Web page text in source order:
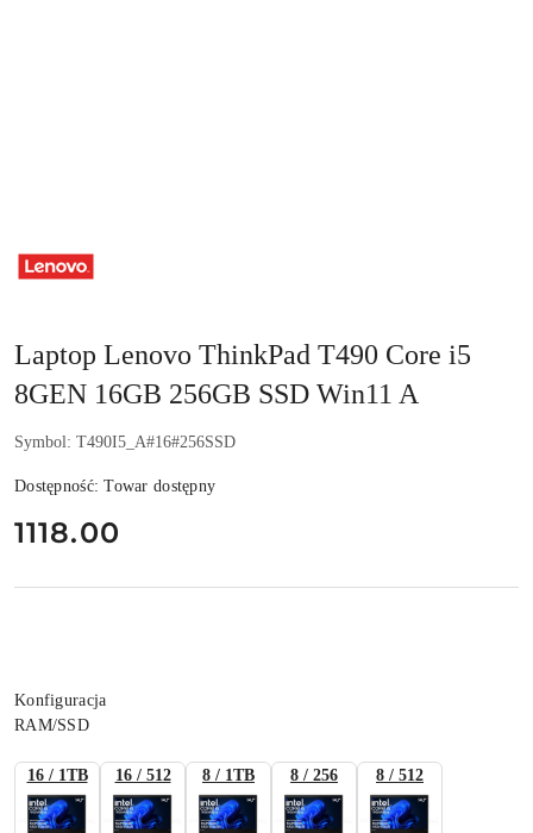
LENOVO
Laptop Lenovo ThinkPad T490 Core i5
8GEN 16GB 256GB SSD Win11 A
Symbol: T490I5_A#16#256SSD
Dostępność:Towar dostępny
cena:
1118.00
Wariant
Konfiguracja
RAM/SSD
16 / 1TB 16 / 512 8 / 1TB 8 / 256 8 / 512